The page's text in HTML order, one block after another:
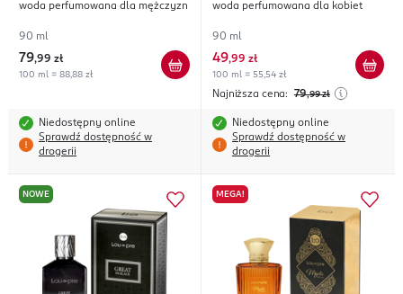
woda perfumowana dla mężczyzn
90 ml
79,99 zł
100 ml = 88,88 zł
Niedostępny online
Sprawdź dostępność w
drogerii
woda perfumowana dla kobiet
90 ml
49,99 zł
100 ml = 55,54 zł
Najniższa cena: 79,99 zł
Niedostępny online
Sprawdź dostępność w
drogerii
NOWE MEGA!